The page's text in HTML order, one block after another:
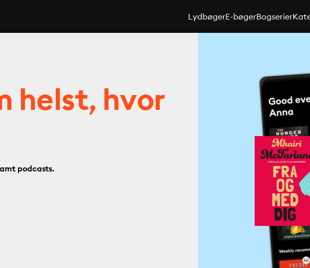
LydbøgerE-bøgerBogserier
helst, hvor
podcasts.